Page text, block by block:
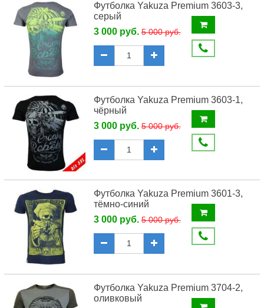
Футболка Yakuza Premium 3603-3,
серый
3 000 руб.5 000 руб.
Футболка Yakuza Premium 3603-1,
чёрный
3 000 руб.5 000 руб.
Футболка Yakuza Premium 3601-3,
тёмно-синий
3 000 руб.5 000 руб.
Футболка Yakuza Premium 3704-2,
оливковый